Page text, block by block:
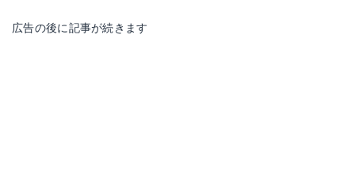
広告の後に記事が続きます